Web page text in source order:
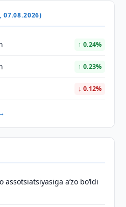
07.08.2026)
↑ 0.24%
↑ 0.23%
↓ 0.12%
assotsiatsiyasiga aʼzo bo‘ldi